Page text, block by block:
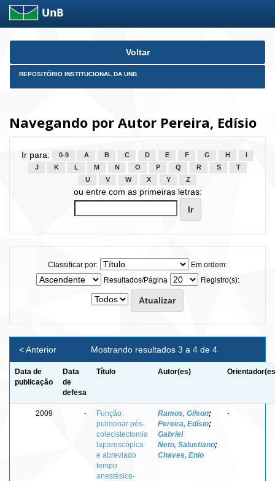
Skip
Voltar
REPOSITÓRIO INSTITUCIONAL DA UNB
Navegando por Autor Pereira, Edísio
Ir para: 0-9 A B C D E F G H
J
K L M N O P Q R S
T
U
V W X Y Z
ou entre com as primeiras letras:
Classificar por:
Em ordem:
Resultados/Página
Registro(s):
Mostrando resultados 3 a 4 de 4
< Anterior
Data de
publicação
Data
de
defesa
Título Autor(es)
2009 -
Função
pulmonar pós-
colecistectomia
laparoscópica
e abreviado
tempo
anestésico-
Ramos, Gilson;
Pereira, Edísio;
Gabriel
Neto, Salustiano;
Chaves, Enio
-